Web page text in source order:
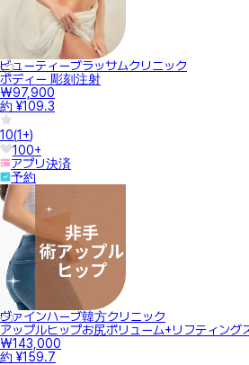
ビューティーブラッサムクリニック
ボディー 彫刻注射
₩97,900
約 ¥109.3
10(1+)
100+
アプリ決済
予約
ヴァインハーブ韓方クリニック
アップルヒップお尻ボリューム+リフティング
₩143,000
約 ¥159.7